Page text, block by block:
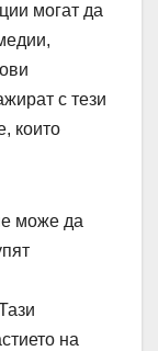
могат да
с тези
които
може да
на